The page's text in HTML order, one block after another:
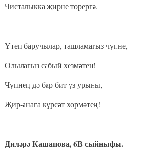
Чисталыкка җирне төрергә.
Үтеп баручылар, ташламагыз чүпне,
Олылагыз сабый хезмәтен!
Чүпнең дә бар бит үз урыны,
Җир-анага күрсәт хөрмәтең!
Диләрә Кашапова, 6В сыйныфы.